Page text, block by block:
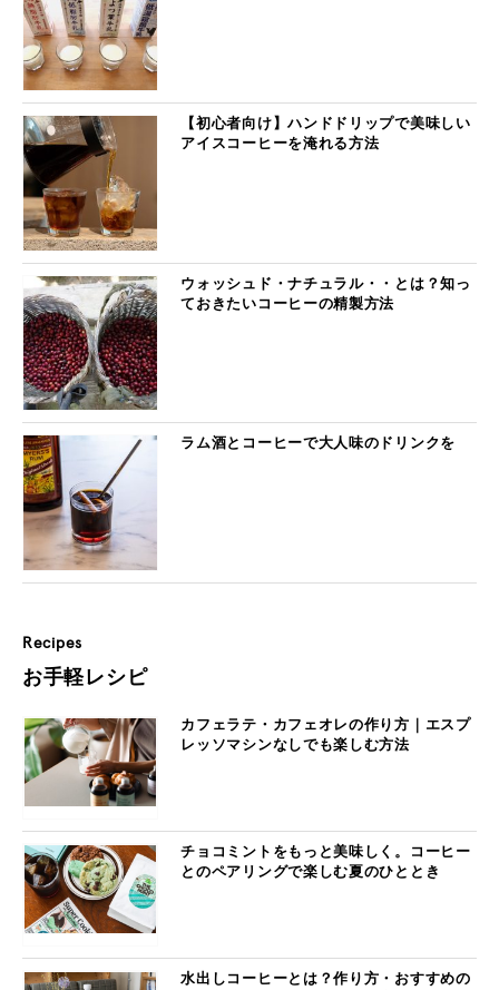
【初心者向け】ハンドドリップで美味しい
アイスコーヒーを淹れる方法
ウォッシュド・ナチュラル・・とは？知っ
ておきたいコーヒーの精製方法
ラム酒とコーヒーで大人味のドリンクを
Recipes
お手軽レシピ
カフェラテ・カフェオレの作り方｜エスプ
レッソマシンなしでも楽しむ方法
チョコミントをもっと美味しく。コーヒー
とのペアリングで楽しむ夏のひととき
水出しコーヒーとは？作り方・おすすめの